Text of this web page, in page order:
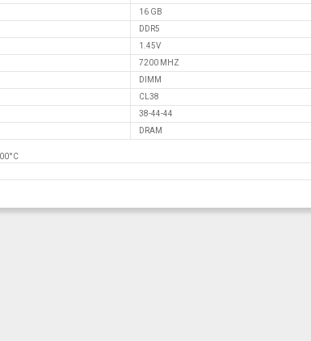
16 GB
DDR5
1.45V
7200 MHZ
DIMM
CL38
38-44-44
DRAM